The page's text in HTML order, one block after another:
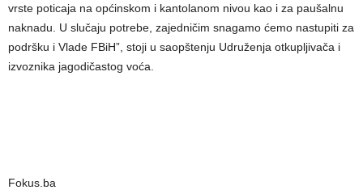
vrste poticaja na općinskom i kantolanom nivou kao i za paušalnu
naknadu. U slučaju potrebe, zajedničim snagamo ćemo nastupiti za
podršku i Vlade FBiH”, stoji u saopštenju Udruženja otkupljivača i
izvoznika jagodičastog voća.
Fokus.ba